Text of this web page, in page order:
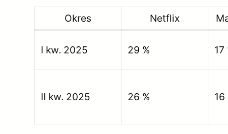
Okres Netflix
I kw. 2025 29 % 17
II kw. 2025 26 % 16